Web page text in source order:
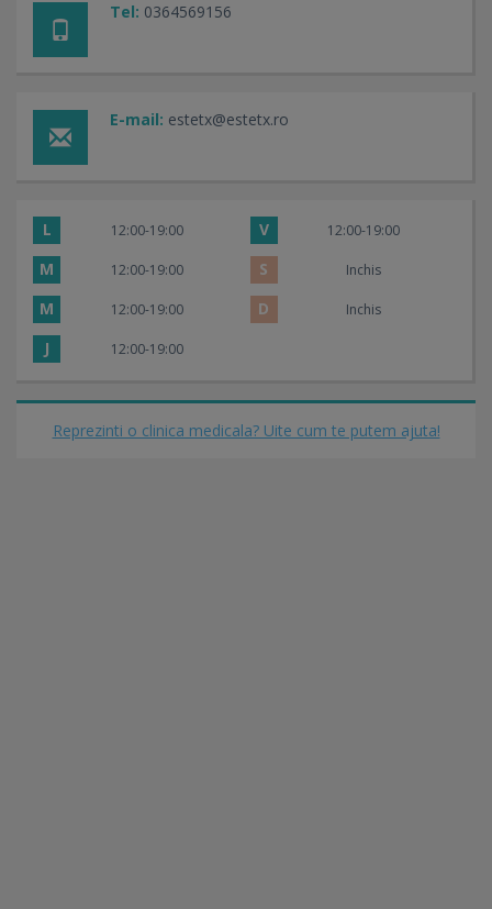
Tel: 0364569156
E-mail: estetx@estetx.ro
L 12:00-19:00 V 12:00-19:00
M 12:00-19:00 S Inchis
M 12:00-19:00 D Inchis
J 12:00-19:00
Reprezinti o clinica medicala? Uite cum te putem ajuta!